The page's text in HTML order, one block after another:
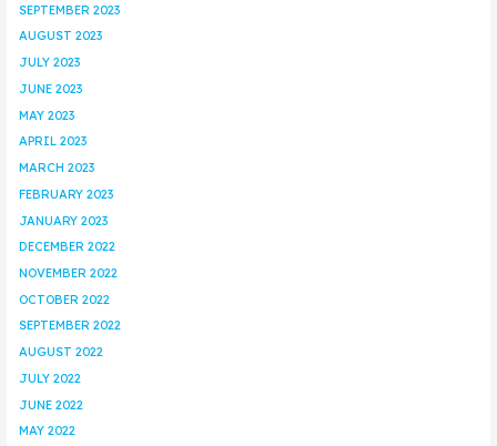
SEPTEMBER 2023
AUGUST 2023
JULY 2023
JUNE 2023
MAY 2023
APRIL 2023
MARCH 2023
FEBRUARY 2023
JANUARY 2023
DECEMBER 2022
NOVEMBER 2022
OCTOBER 2022
SEPTEMBER 2022
AUGUST 2022
JULY 2022
JUNE 2022
MAY 2022